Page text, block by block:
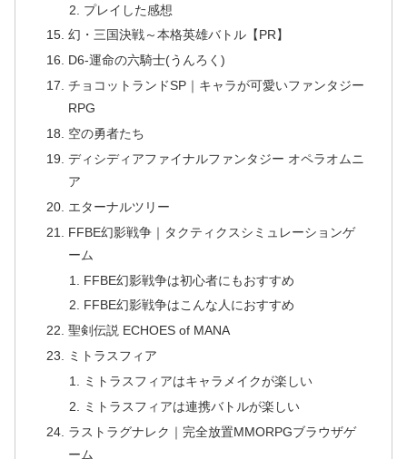
プレイした感想
幻・三国決戦～本格英雄バトル【PR】
D6-運命の六騎士(うんろく)
チョコットランドSP｜キャラが可愛いファンタジー
RPG
空の勇者たち
ディシディアファイナルファンタジー オペラオムニ
ア
エターナルツリー
FFBE幻影戦争｜タクティクスシミュレーションゲ
ーム
FFBE幻影戦争は初心者にもおすすめ
FFBE幻影戦争はこんな人におすすめ
聖剣伝説 ECHOES of MANA
ミトラスフィア
ミトラスフィアはキャラメイクが楽しい
ミトラスフィアは連携バトルが楽しい
ラストラグナレク｜完全放置MMORPGブラウザゲ
ーム